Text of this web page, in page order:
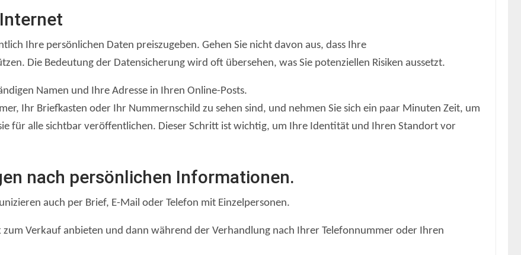
Ihre persönlichen Daten preiszugeben. Gehen Sie nicht davon aus, dass Ihre
Die Bedeutung der Datensicherung wird oft übersehen, was Sie potenziellen Risiken aussetzt.
Namen und Ihre Adresse in Ihren Online-Posts.
Ihr Briefkasten oder Ihr Nummernschild zu sehen sind, und nehmen Sie sich ein paar Minuten Zeit, um
für alle sichtbar veröffentlichen. Dieser Schritt ist wichtig, um Ihre Identität und Ihren Standort vor
nach persönlichen Informationen.
auch per Brief, E-Mail oder Telefon mit Einzelpersonen.
zum Verkauf anbieten und dann während der Verhandlung nach Ihrer Telefonnummer oder Ihren